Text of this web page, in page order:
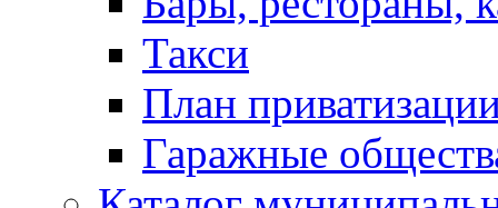
Такси
План
Гаражные